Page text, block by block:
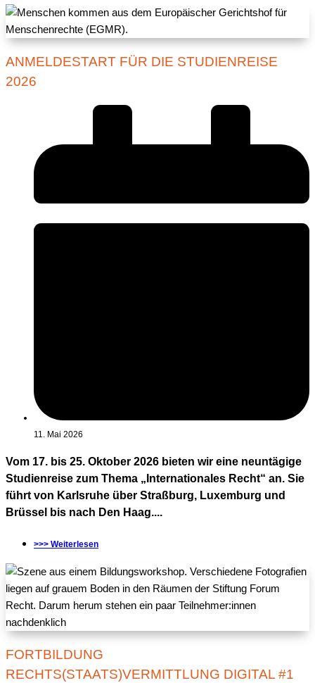
ANMELDESTART FÜR DIE STUDIENREISE
2026
11. Mai 2026
Vom 17. bis 25. Oktober 2026 bieten wir eine neuntägige
Studienreise zum Thema „Internationales Recht“ an. Sie
führt von Karlsruhe über Straßburg, Luxemburg und
Brüssel bis nach Den Haag....
>>> Weiterlesen
FORTBILDUNG
RECHTS(STAATS)VERMITTLUNG DIGITAL #1